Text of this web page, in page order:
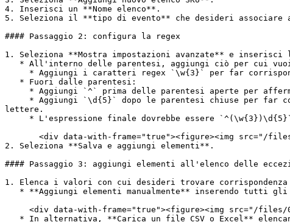
4. Inserisci un **Nome elenco**.
5. Seleziona il **tipo di evento** che desideri associare a
#### Passaggio 2: configura la regex
1. Seleziona **Mostra impostazioni avanzate** e inserisci
lettere.
2. Seleziona **Salva e aggiungi elementi**.
#### Passaggio 3: aggiungi elementi all'elenco delle
1. Elenca i valori con cui desideri trovare